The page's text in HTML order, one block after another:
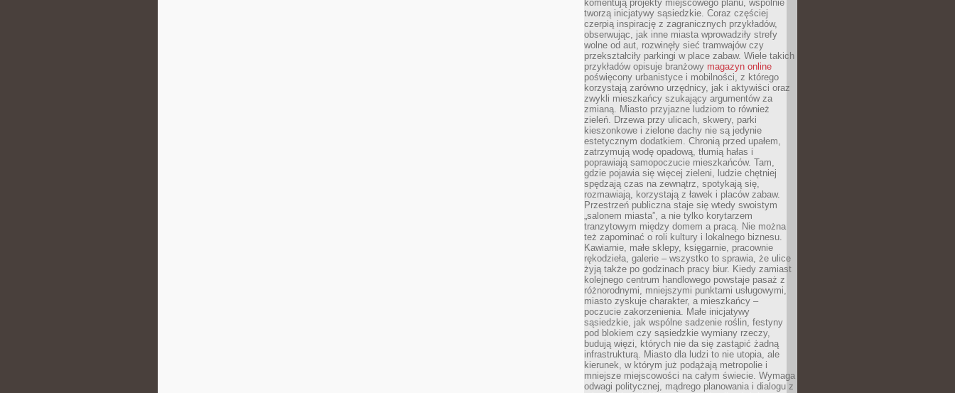
komentują projekty miejscowego planu, wspólnie
tworzą inicjatywy sąsiedzkie. Coraz częściej
czerpią inspirację z zagranicznych przykładów,
obserwując, jak inne miasta wprowadziły strefy
wolne od aut, rozwinęły sieć tramwajów czy
przekształciły parkingi w place zabaw. Wiele takich
przykładów opisuje branżowy magazyn online
poświęcony urbanistyce i mobilności, z którego
korzystają zarówno urzędnicy, jak i aktywiści oraz
zwykli mieszkańcy szukający argumentów za
zmianą. Miasto przyjazne ludziom to również
zieleń. Drzewa przy ulicach, skwery, parki
kieszonkowe i zielone dachy nie są jedynie
estetycznym dodatkiem. Chronią przed upałem,
zatrzymują wodę opadową, tłumią hałas i
poprawiają samopoczucie mieszkańców. Tam,
gdzie pojawia się więcej zieleni, ludzie chętniej
spędzają czas na zewnątrz, spotykają się,
rozmawiają, korzystają z ławek i placów zabaw.
Przestrzeń publiczna staje się wtedy swoistym
„salonem miasta”, a nie tylko korytarzem
tranzytowym między domem a pracą. Nie można
też zapominać o roli kultury i lokalnego biznesu.
Kawiarnie, małe sklepy, księgarnie, pracownie
rękodzieła, galerie – wszystko to sprawia, że ulice
żyją także po godzinach pracy biur. Kiedy zamiast
kolejnego centrum handlowego powstaje pasaż z
różnorodnymi, mniejszymi punktami usługowymi,
miasto zyskuje charakter, a mieszkańcy –
poczucie zakorzenienia. Małe inicjatywy
sąsiedzkie, jak wspólne sadzenie roślin, festyny
pod blokiem czy sąsiedzkie wymiany rzeczy,
budują więzi, których nie da się zastąpić żadną
infrastrukturą. Miasto dla ludzi to nie utopia, ale
kierunek, w którym już podążają metropolie i
mniejsze miejscowości na całym świecie. Wymaga
odwagi politycznej, mądrego planowania i dialogu z